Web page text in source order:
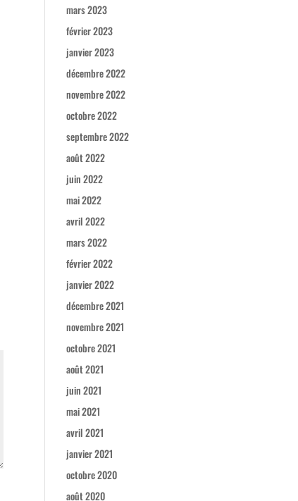
mars 2023
février 2023
janvier 2023
décembre 2022
novembre 2022
octobre 2022
septembre 2022
août 2022
juin 2022
mai 2022
avril 2022
mars 2022
février 2022
janvier 2022
décembre 2021
novembre 2021
octobre 2021
août 2021
juin 2021
mai 2021
avril 2021
janvier 2021
octobre 2020
août 2020